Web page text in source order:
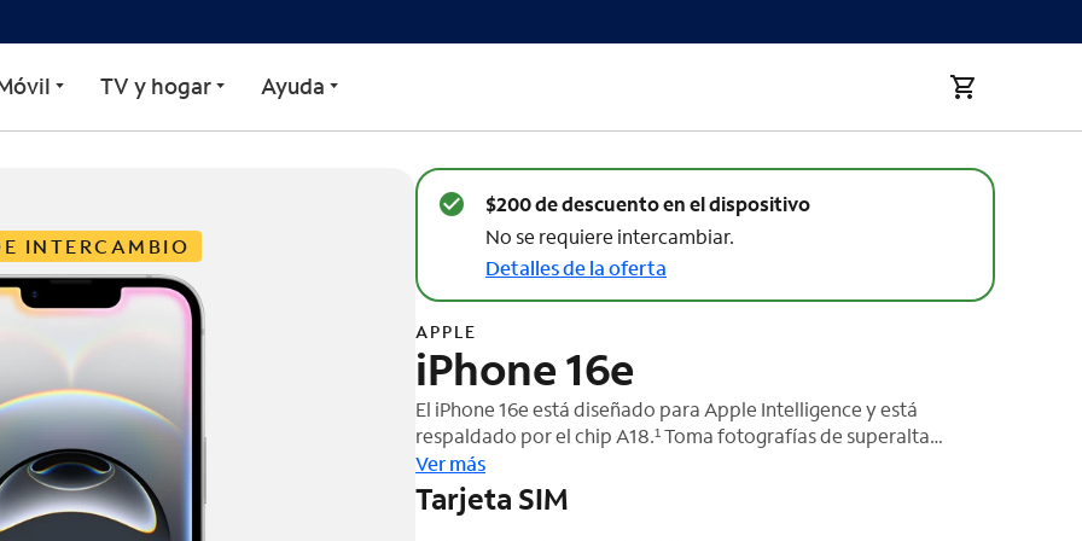
TV y hogar Ayuda
INTERCAMBIO
$200 de descuento en el dispositivo
No se requiere intercambiar.
Detalles de la oferta
APPLE
iPhone 16e
El iPhone 16e está diseñado para Apple Intelligence y está
respaldado por el chip A18.¹ Toma fotografías de superalta
resolución con la cámara 48 MP Fusion. Y con la duración de la
batería de gran tamaño, tienes más tiempo para enviar mensajes
de texto, navegar y más.
Ver más
Tarjeta SIM